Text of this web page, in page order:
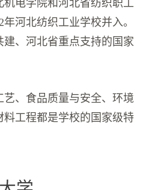
电学院和河北省纺织职工
河北纺织工业学校并入。
、河北省重点支持的国家
、食品质量与安全、环境
工程都是学校的国家级特